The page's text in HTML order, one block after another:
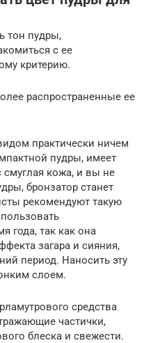
тон пудры,
с ее
критерию.
распространенные ее
практически ничем
пудры, имеет
смуглая кожа, и вы не
бронзатор станет
рекомендуют такую
года, так как она
загара и сияния,
период. Наносить эту
слоем.
средства
частички,
блеска и свежести.